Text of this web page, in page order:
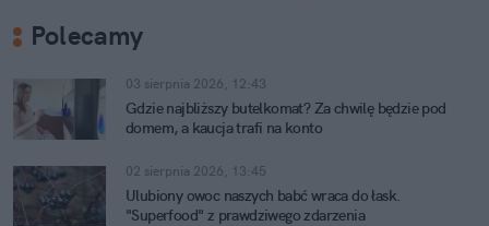
Polecamy
03 sierpnia 2026, 12:43
Gdzie najbliższy butelkomat? Za chwilę będzie pod
domem, a kaucja trafi na konto
02 sierpnia 2026, 13:45
Ulubiony owoc naszych babć wraca do łask.
"Superfood" z prawdziwego zdarzenia